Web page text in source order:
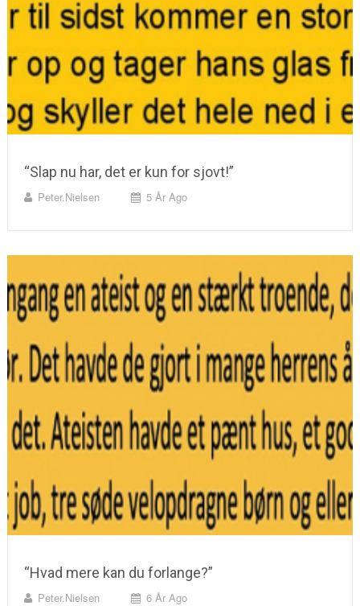
“Slap nu har, det er kun for sjovt!”
Peter.nielsen 5 År Ago
“Hvad mere kan du forlange?”
Peter.nielsen 6 År Ago